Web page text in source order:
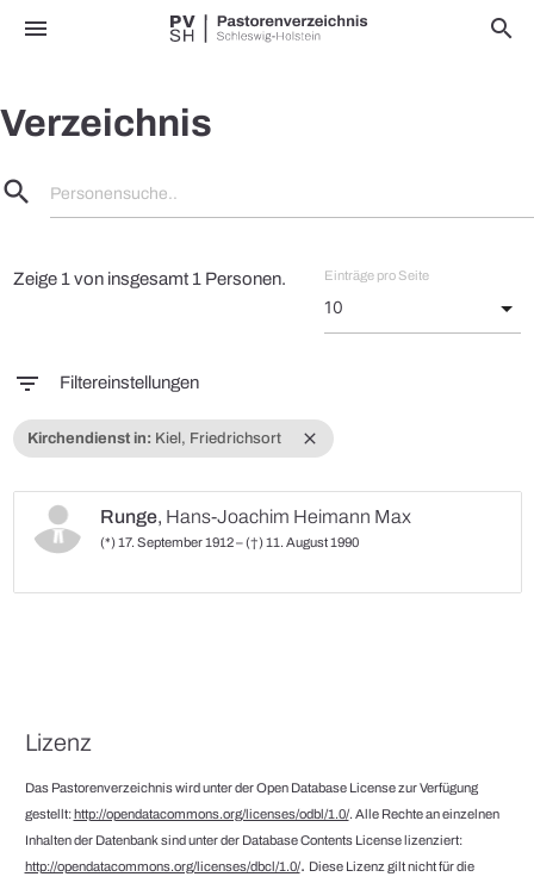
menu search
Verzeichnis
search Personensuche..
Zeige 1 von insgesamt 1 Personen. Einträge pro Seite
filter_list Filtereinstellungen
close
Kirchendienst in: Kiel, Friedrichsort
Runge, Hans-Joachim Heimann Max
(*) 17. September 1912 – (†) 11. August 1990
Lizenz
Das Pastorenverzeichnis wird unter der Open Database License zur Verfügung
gestellt:http://opendatacommons.org/licenses/odbl/1.0/. Alle Rechte an einzelnen
Inhalten der Datenbank sind unter der Database Contents License lizenziert:
http://opendatacommons.org/licenses/dbcl/1.0/. Diese Lizenz gilt nicht für die